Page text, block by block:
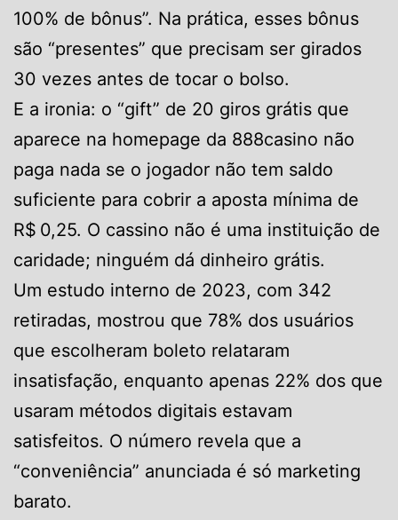
100% de bônus”. Na prática, esses bônus
são “presentes” que precisam ser girados
30 vezes antes de tocar o bolso.
E a ironia: o “gift” de 20 giros grátis que
aparece na homepage da 888casino não
paga nada se o jogador não tem saldo
suficiente para cobrir a aposta mínima de
R$ 0,25. O cassino não é uma instituição de
caridade; ninguém dá dinheiro grátis.
Um estudo interno de 2023, com 342
retiradas, mostrou que 78% dos usuários
que escolheram boleto relataram
insatisfação, enquanto apenas 22% dos que
usaram métodos digitais estavam
satisfeitos. O número revela que a
“conveniência” anunciada é só marketing
barato.